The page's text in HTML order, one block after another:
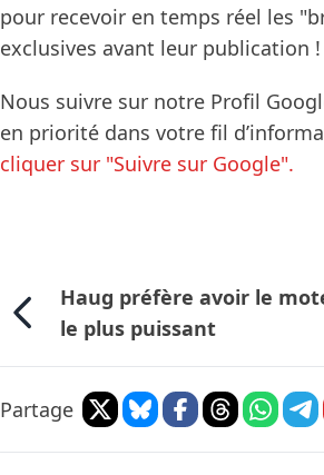
pour recevoir en temps réel les
exclusives avant leur publication !
Nous suivre sur notre Profil
en priorité dans votre fil
cliquer sur "Suivre sur Google".
Haug préfère avoir le
le plus puissant
Partage